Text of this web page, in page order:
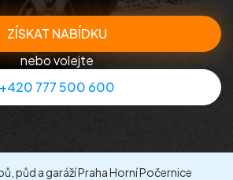
ZÍSKAT NABÍDKU
nebo volejte
+420 777 500 600
půd a garáží Praha Horní Počernice